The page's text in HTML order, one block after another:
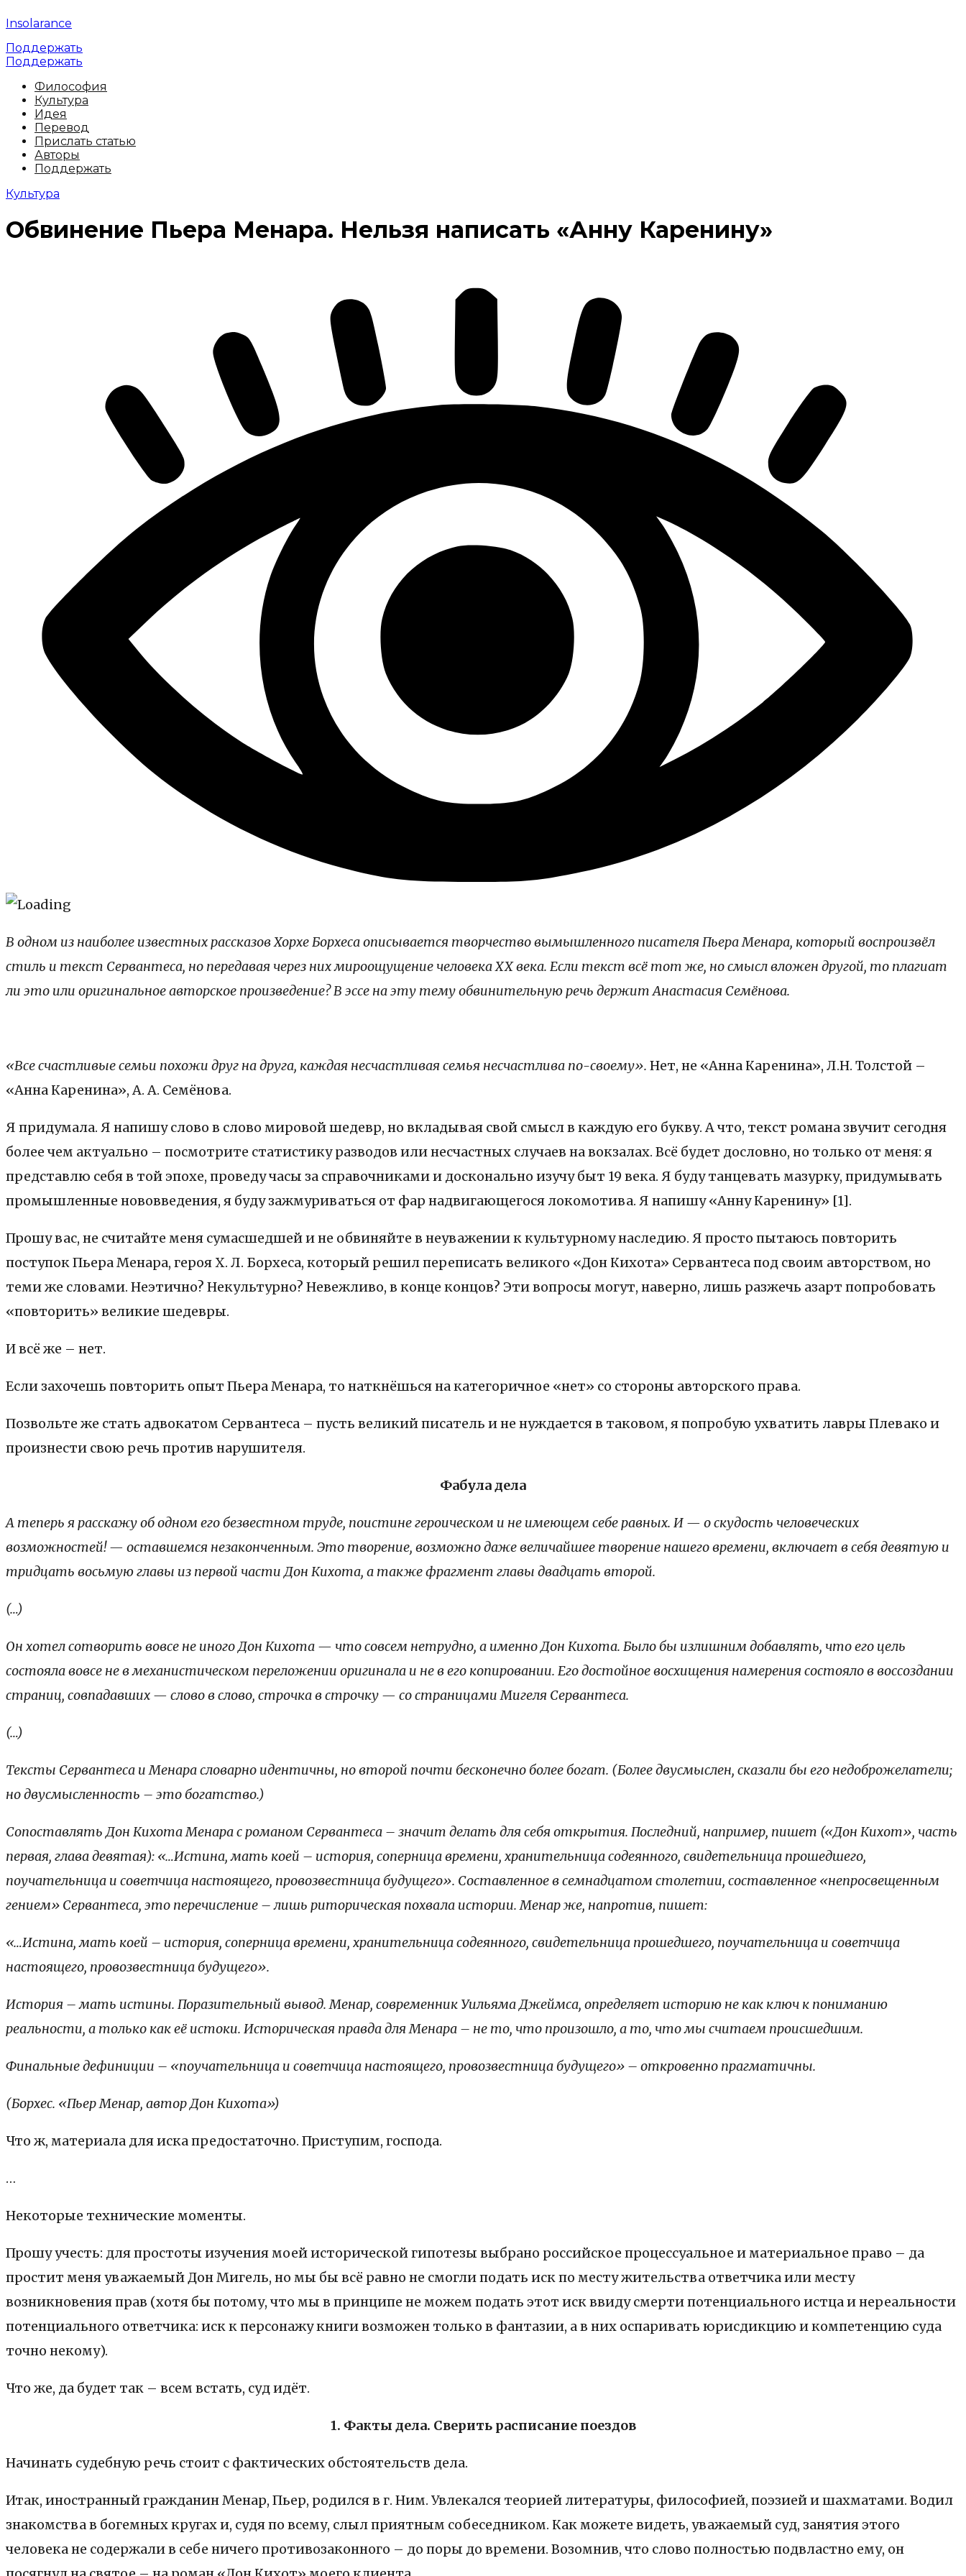
Insolarance
Поддержать
Поддержать
Философия
Культура
Идея
Перевод
Прислать статью
Авторы
Поддержать
Культура
Обвинение Пьера Менара. Нельзя написать «Анну Каренину»
В одном из наиболее известных рассказов Хорхе Борхеса описывается творчество вымышленного писателя Пьера Менара, который воспроизвёл
стиль и текст Сервантеса, но передавая через них мироощущение человека XX века. Если текст всё тот же, но смысл вложен другой, то плагиат
ли это или оригинальное авторское произведение? В эссе на эту тему обвинительную речь держит Анастасия Семёнова.
«Все счастливые семьи похожи друг на друга, каждая несчастливая семья несчастлива по-своему». Нет, не «Анна Каренина», Л.Н. Толстой –
«Анна Каренина», А. А. Семёнова.
Я придумала. Я напишу слово в слово мировой шедевр, но вкладывая свой смысл в каждую его букву. А что, текст романа звучит сегодня
более чем актуально – посмотрите статистику разводов или несчастных случаев на вокзалах. Всё будет дословно, но только от меня: я
представлю себя в той эпохе, проведу часы за справочниками и досконально изучу быт 19 века. Я буду танцевать мазурку, придумывать
промышленные нововведения, я буду зажмуриваться от фар надвигающегося локомотива. Я напишу «Анну Каренину» [1].
Прошу вас, не считайте меня сумасшедшей и не обвиняйте в неуважении к культурному наследию. Я просто пытаюсь повторить
поступок Пьера Менара, героя Х. Л. Борхеса, который решил переписать великого «Дон Кихота» Сервантеса под своим авторством, но
теми же словами. Неэтично? Некультурно? Невежливо, в конце концов? Эти вопросы могут, наверно, лишь разжечь азарт попробовать
«повторить» великие шедевры.
И всё же – нет.
Если захочешь повторить опыт Пьера Менара, то наткнёшься на категоричное «нет» со стороны авторского права.
Позвольте же стать адвокатом Сервантеса – пусть великий писатель и не нуждается в таковом, я попробую ухватить лавры Плевако и
произнести свою речь против нарушителя.
Фабула дела
А теперь я расскажу об одном его безвестном труде, поистине героическом и не имеющем себе равных. И — о скудость человеческих
возможностей! — оставшемся незаконченным. Это творение, возможно даже величайшее творение нашего времени, включает в себя девятую и
тридцать восьмую главы из первой части Дон Кихота, а также фрагмент главы двадцать второй.
(…)
Он хотел сотворить вовсе не иного Дон Кихота — что совсем нетрудно, а именно Дон Кихота. Было бы излишним добавлять, что его цель
состояла вовсе не в механистическом переложении оригинала и не в его копировании. Его достойное восхищения намерения состояло в воссоздании
страниц, совпадавших — слово в слово, строчка в строчку — со страницами Мигеля Сервантеса.
(…)
Тексты Сервантеса и Менара словарно идентичны, но второй почти бесконечно более богат. (Более двусмыслен, сказали бы его недоброжелатели;
но двусмысленность – это богатство.)
Сопоставлять Дон Кихота Менара с романом Сервантеса – значит делать для себя открытия. Последний, например, пишет («Дон Кихот», часть
первая, глава девятая): «…Истина, мать коей – история, соперница времени, хранительница содеянного, свидетельница прошедшего,
поучательница и советчица настоящего, провозвестница будущего». Составленное в семнадцатом столетии, составленное «непросвещенным
гением» Сервантеса, это перечисление – лишь риторическая похвала истории. Менар же, напротив, пишет:
«…Истина, мать коей – история, соперница времени, хранительница содеянного, свидетельница прошедшего, поучательница и советчица
настоящего, провозвестница будущего».
История – мать истины. Поразительный вывод. Менар, современник Уильяма Джеймса, определяет историю не как ключ к пониманию
реальности, а только как её истоки. Историческая правда для Менара – не то, что произошло, а то, что мы считаем происшедшим.
Финальные дефиниции – «поучательница и советчица настоящего, провозвестница будущего» – откровенно прагматичны.
(Борхес. «Пьер Менар, автор Дон Кихота»)
Что ж, материала для иска предостаточно. Приступим, господа.
…
Некоторые технические моменты.
Прошу учесть: для простоты изучения моей исторической гипотезы выбрано российское процессуальное и материальное право – да
простит меня уважаемый Дон Мигель, но мы бы всё равно не смогли подать иск по месту жительства ответчика или месту
возникновения прав (хотя бы потому, что мы в принципе не можем подать этот иск ввиду смерти потенциального истца и нереальности
потенциального ответчика: иск к персонажу книги возможен только в фантазии, а в них оспаривать юрисдикцию и компетенцию суда
точно некому).
Что же, да будет так – всем встать, суд идёт.
1. Факты дела. Сверить расписание поездов
Начинать судебную речь стоит с фактических обстоятельств дела.
Итак, иностранный гражданин Менар, Пьер, родился в г. Ним. Увлекался теорией литературы, философией, поэзией и шахматами. Водил
знакомства в богемных кругах и, судя по всему, слыл приятным собеседником. Как можете видеть, уважаемый суд, занятия этого
человека не содержали в себе ничего противозаконного – до поры до времени. Возомнив, что слово полностью подвластно ему, он